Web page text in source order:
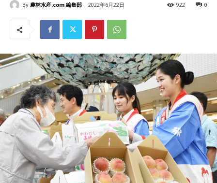
By 農林水産.com 編集部 2022年6月22日 0
922